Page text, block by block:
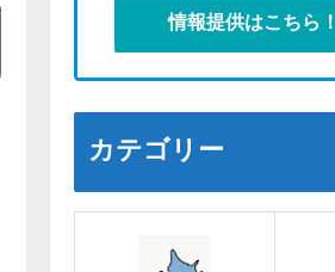
情報提供はこちら！
カテゴリー